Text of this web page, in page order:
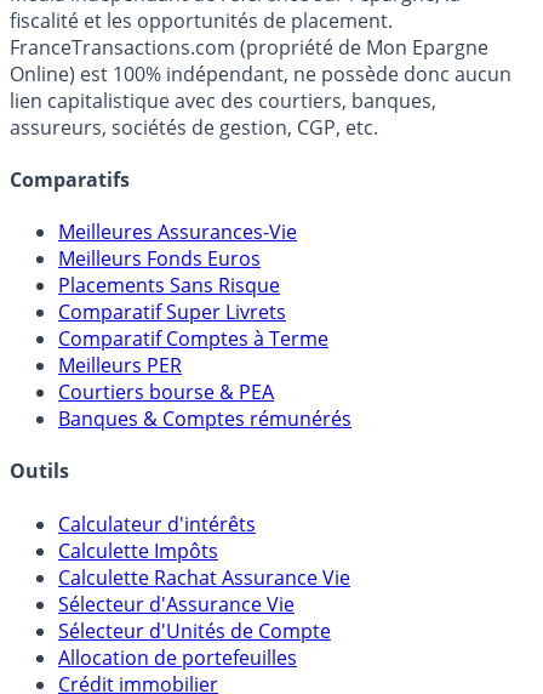
Premier guide épargne de France, en ligne depuis 2001.
Média indépendant de référence sur l'épargne, la
fiscalité et les opportunités de placement.
FranceTransactions.com (propriété de Mon Epargne
Online) est 100% indépendant, ne possède donc aucun
lien capitalistique avec des courtiers, banques,
assureurs, sociétés de gestion, CGP, etc.
Comparatifs
Meilleures Assurances-Vie
Meilleurs Fonds Euros
Placements Sans Risque
Comparatif Super Livrets
Comparatif Comptes à Terme
Meilleurs PER
Banques & Comptes rémunérés
Outils
Calculateur d'intérêts
Calculette Impôts
Calculette Rachat Assurance Vie
Sélecteur d'Assurance Vie
Sélecteur d'Unités de Compte